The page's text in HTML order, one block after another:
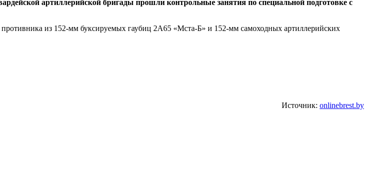
артиллерийской бригады прошли контрольные занятия по специальной подготовке с
из 152-мм буксируемых гаубиц 2А65 «Мста-Б» и 152-мм самоходных артиллерийских
Источник: onlinebrest.by